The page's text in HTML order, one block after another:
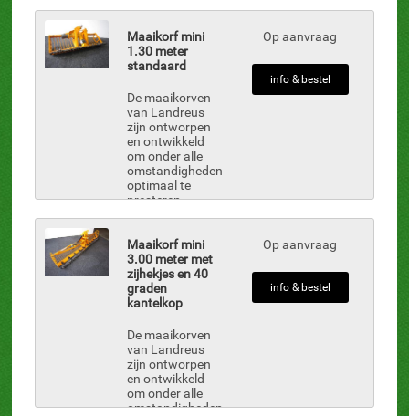
maaikorf dat u
een goede
doorstroom
watergangen
krijgt. Met onze
maaikorven
bent ...
Maaikorf mini
1.30 meter
standaard
De maaikorven
van Landreus
zijn ontworpen
en ontwikkeld
om onder alle
omstandigheden
optimaal te
presteren.
maaikorf dat u
een goede
doorstroom
van uw
watergangen
maaikorven
bent ...
Op aanvraag
info & bestel
Maaikorf mini
3.00 meter met
zijhekjes en 40
graden
kantelkop
De maaikorven
van Landreus
zijn ontworpen
en ontwikkeld
om onder alle
omstandigheden
Op aanvraag
info & bestel